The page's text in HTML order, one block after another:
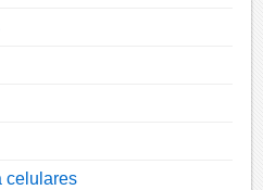
celulares